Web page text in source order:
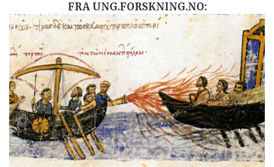
FRA UNG.FORSKNING.NO: